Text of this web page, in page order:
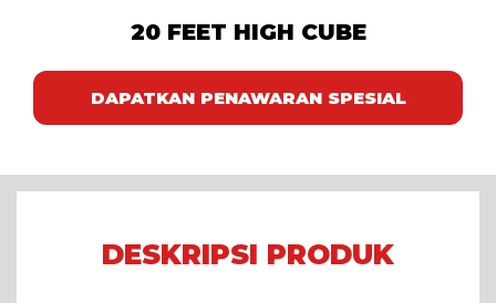
20 FEET HIGH CUBE
DAPATKAN PENAWARAN SPESIAL
DESKRIPSI PRODUK